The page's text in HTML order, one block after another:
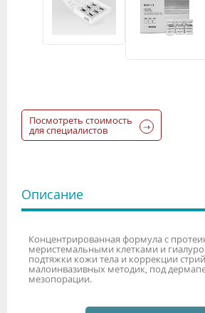
Посмотреть стоимость
для специалистов
Описание
Концентрированная формула с
меристемальными клетками и
подтяжки кожи тела и коррекции
малоинвазивных методик, под
мезопорации.